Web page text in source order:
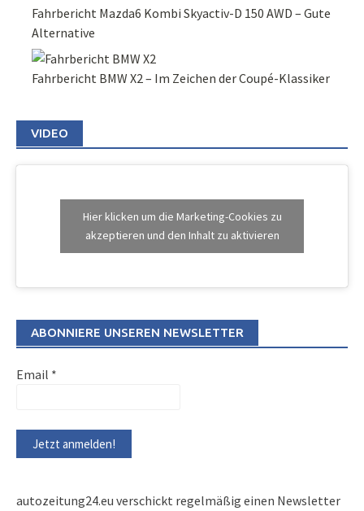
Fahrbericht Mazda6 Kombi Skyactiv-D 150 AWD – Gute
Alternative
Fahrbericht BMW X2 – Im Zeichen der Coupé-Klassiker
VIDEO
Hier klicken um die Marketing-Cookies zu
akzeptieren und den Inhalt zu aktivieren
ABONNIERE UNSEREN NEWSLETTER
Email *
autozeitung24.eu verschickt regelmäßig einen Newsletter